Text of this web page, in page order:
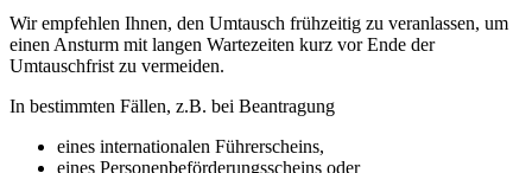
Wir empfehlen Ihnen, den Umtausch frühzeitig zu veranlassen, um
einen Ansturm mit langen Wartezeiten kurz vor Ende der
Umtauschfrist zu vermeiden.
In bestimmten Fällen, z.B. bei Beantragung
eines internationalen Führerscheins,
eines Personenbeförderungsscheins oder